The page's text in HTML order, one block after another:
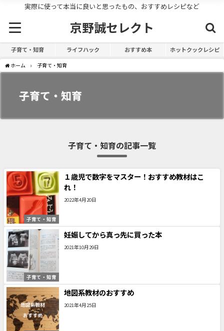
実際に使って本当に良いと思ったもの、おすすめレシピなど
京野誠セレクト
子育て・知育 ライフハック おすすめ本 ホットクックレシピ
ホーム 子育て・知育
子育て・知育
子育て・知育の記事一覧
子育て・知育
１歳児で数字をマスター！おすすめ教材はこ
れ！
2022年4月20日
子育て・知育
妊娠してから真っ先に買った本
2021年10月29日
地図系教材のおすすめ
2021年4月25日